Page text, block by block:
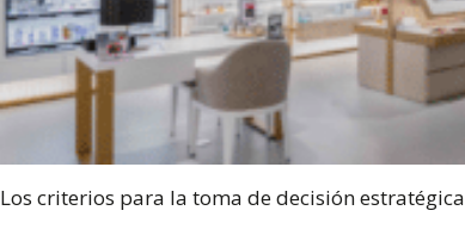
Los criterios para la toma de decisión estratégica